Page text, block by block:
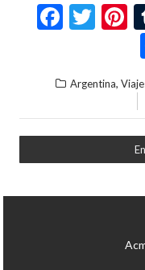
F
b
o
o
k
T
er
t
Argentina,